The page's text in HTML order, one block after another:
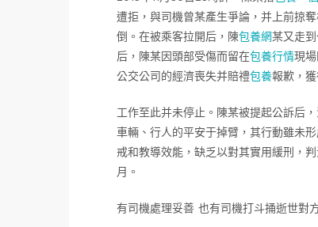
遭拒，與司機曾某產生爭論，并上前掠
倒。在被乘客拉開后，陳包養網某又走
后，陳某因頭部受傷而留在包養行情現
公交公司的經濟喪失并賠禮包養報歉，
工作至此并未停止。陳某被提起公訴后
車輛、行人的平安于掉臂，其行動雖未
戒和教導效能，缺乏以對其實用緩刑，
月。
有司機處理妥善 也有司機打斗捅逝世對